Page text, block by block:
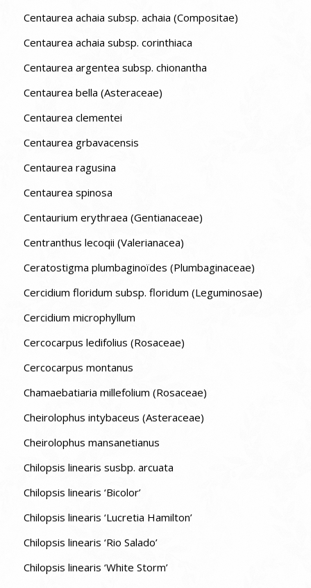
Centaurea achaia subsp. achaia (Compositae)
Centaurea achaia subsp. corinthiaca
Centaurea argentea subsp. chionantha
Centaurea bella (Asteraceae)
Centaurea clementei
Centaurea grbavacensis
Centaurea ragusina
Centaurea spinosa
Centaurium erythraea (Gentianaceae)
Centranthus lecoqii (Valerianacea)
Ceratostigma plumbaginoïdes (Plumbaginaceae)
Cercidium floridum subsp. floridum (Leguminosae)
Cercidium microphyllum
Cercocarpus ledifolius (Rosaceae)
Cercocarpus montanus
Chamaebatiaria millefolium (Rosaceae)
Cheirolophus intybaceus (Asteraceae)
Cheirolophus mansanetianus
Chilopsis linearis susbp. arcuata
Chilopsis linearis ‘Bicolor’
Chilopsis linearis ‘Lucretia Hamilton’
Chilopsis linearis ‘Rio Salado’
Chilopsis linearis ‘White Storm’